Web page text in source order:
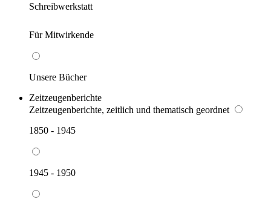
Schreibwerkstatt
Für Mitwirkende
Unsere Bücher
Zeitzeugenberichte
Zeitzeugenberichte, zeitlich und thematisch geordnet
1850 - 1945
1945 - 1950